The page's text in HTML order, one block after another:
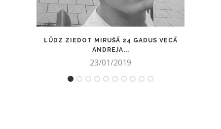
LŪDZ ZIEDOT MIRUŠĀ 24 GADUS VECĀ
ANDREJA...
23/01/2019